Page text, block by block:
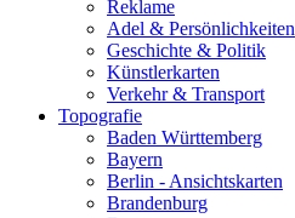
Reklame
Adel & Persönlichkeiten
Geschichte & Politik
Künstlerkarten
Verkehr & Transport
Topografie
Baden Württemberg
Bayern
Berlin - Ansichtskarten
Brandenburg